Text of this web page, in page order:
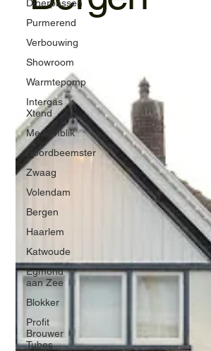
Dinerpassen
Purmerend
Verbouwing
Showroom
Warmtepomp
Intergas
Xtend
Medemblik
Noordbeemster
Zwaag
Volendam
Bergen
Haarlem
Katwoude
Egmond
aan Zee
Blokker
Profit
Brouwer
Tubes